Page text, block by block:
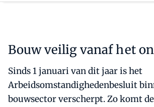
Bouw veilig vanaf h et
Sinds 1 januari van dit jaar is het
Arbeidsomstandighedenbesluit
bouwsector verscherpt. Zo komt de